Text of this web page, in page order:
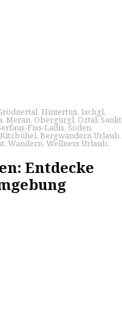
, Hintertux, Ischgl,
, Meran, Obergurgl, Öztal,Sankt
Fiss-Ladis,Söden,
Kitzbühel, Bergwandern Urlaub,
, Wandern, Wellness Urlaub,
Entdecke